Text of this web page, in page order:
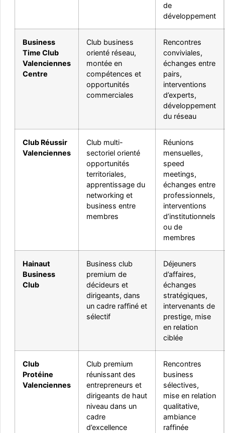
de
développement
Business
Time Club
Valenciennes
Centre
Club business
orienté réseau,
montée en
compétences et
opportunités
commerciales
Rencontres
conviviales,
échanges entre
pairs,
interventions
d’experts,
développement
du réseau
Club Réussir
Valenciennes
Club multi-
sectoriel orienté
opportunités
territoriales,
apprentissage du
networking et
business entre
membres
Réunions
mensuelles,
speed
meetings,
échanges entre
professionnels,
interventions
d’institutionnels
ou de
membres
Hainaut
Business
Club
Business club
premium de
décideurs et
dirigeants, dans
un cadre raffiné et
sélectif
Déjeuners
d’affaires,
échanges
stratégiques,
intervenants de
prestige, mise
en relation
ciblée
Club
Protéine
Valenciennes
Club premium
réunissant des
entrepreneurs et
dirigeants de haut
niveau dans un
cadre
d’excellence
Rencontres
business
sélectives,
mise en relation
qualitative,
ambiance
raffinée